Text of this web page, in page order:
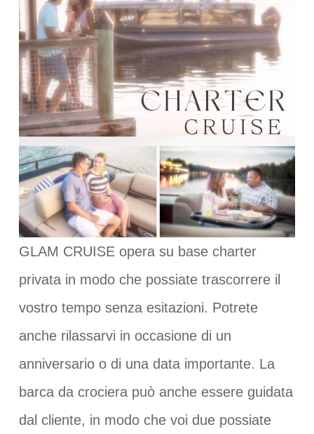
GLAM CRUISE opera su base charter
privata in modo che possiate trascorrere il
vostro tempo senza esitazioni. Potrete
anche rilassarvi in occasione di un
anniversario o di una data importante. La
barca da crociera può anche essere guidata
dal cliente, in modo che voi due possiate